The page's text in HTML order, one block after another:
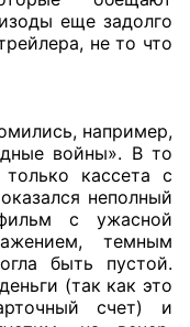
еще задолго
не то что
например,
войны». В то
кассета с
неполный
с ужасной
темным
быть пустой.
(так как это
счет) и